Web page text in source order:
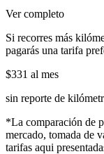
Ver completo
Si recorres más
pagarás una tarifa
$331 al mes
sin reporte de
*La comparación de
mercado, tomada de
tarifas aqui